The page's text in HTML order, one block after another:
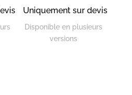
Uniquement sur devis
Disponible en plusieurs
versions